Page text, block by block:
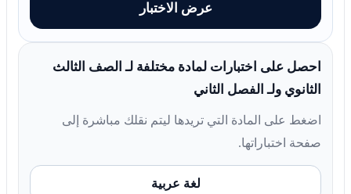
عرض الاختبار
احصل على اختبارات لمادة مختلفة لـ الصف الثالث
الثانوي ولـ الفصل الثاني
اضغط على المادة التي تريدها ليتم نقلك مباشرة إلى
صفحة اختباراتها.
لغة عربية